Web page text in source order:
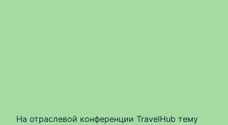
На отраслевой конференции TravelHub тему